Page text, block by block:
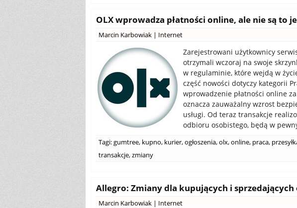
OLX wprowadza płatności online, ale nie są to
Marcin Karbowiak | Internet
Zarejestrowani użytkownicy
otrzymali wczoraj na swoje
w regulaminie, które wejdą w
część nowości dotyczy kategorii
wprowadzenie płatności online
oznacza zauważalny wzrost
usługi. Od teraz transakcje
odbioru osobistego, będą w
Tagi:gumtree, kupno, kurier,ogłoszenia,olx,online, praca,
transakcje,zmiany
Allegro: Zmiany dla kupujących i sprzedających
Marcin Karbowiak | Internet